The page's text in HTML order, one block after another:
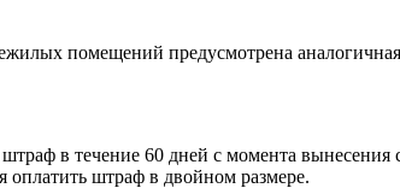
помещений предусмотрена аналогичная
в течение 60 дней с момента вынесения
оплатить штраф в двойном размере.